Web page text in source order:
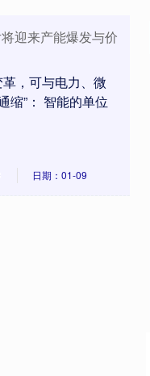
迎来产能爆发与价
，可与电力、微
缩”： 智能的单位
日期：01-09